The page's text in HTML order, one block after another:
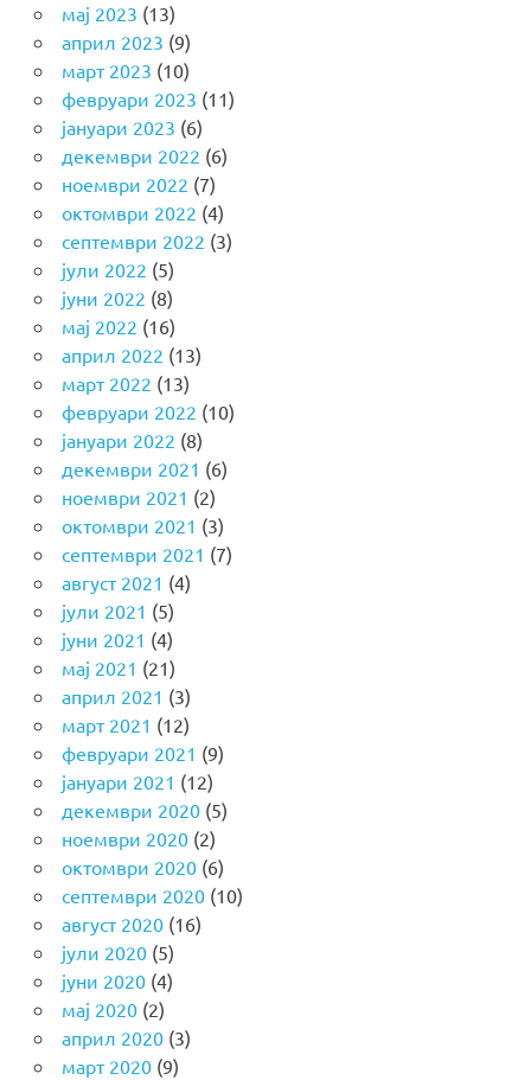
мај 2023 (13)
април 2023 (9)
март 2023 (10)
февруари 2023 (11)
јануари 2023 (6)
декември 2022 (6)
ноември 2022 (7)
октомври 2022 (4)
септември 2022 (3)
јули 2022 (5)
јуни 2022 (8)
мај 2022 (16)
април 2022 (13)
март 2022 (13)
февруари 2022 (10)
јануари 2022 (8)
декември 2021 (6)
ноември 2021 (2)
октомври 2021 (3)
септември 2021 (7)
август 2021 (4)
јули 2021 (5)
јуни 2021 (4)
мај 2021 (21)
април 2021 (3)
март 2021 (12)
февруари 2021 (9)
јануари 2021 (12)
декември 2020(5)
ноември 2020(2)
октомври 2020(6)
септември 2020(10)
август 2020(16)
јули 2020(5)
јуни 2020(4)
мај 2020(2)
април 2020(3)
март 2020(9)